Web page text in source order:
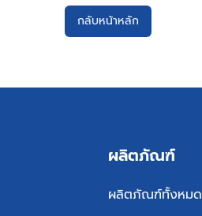
กลับหน้าหลัก
ผลิตภัณฑ์
ผลิตภัณฑ์ทั้งหมด